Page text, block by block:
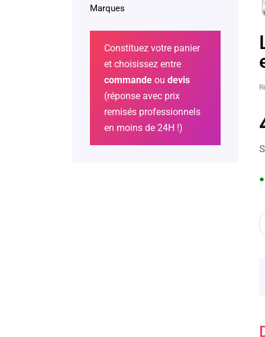
●
Marques
Constituez votre panier
et choisissez entre
commande ou devis
(réponse avec prix
remisés professionnels
en moins de 24H !)